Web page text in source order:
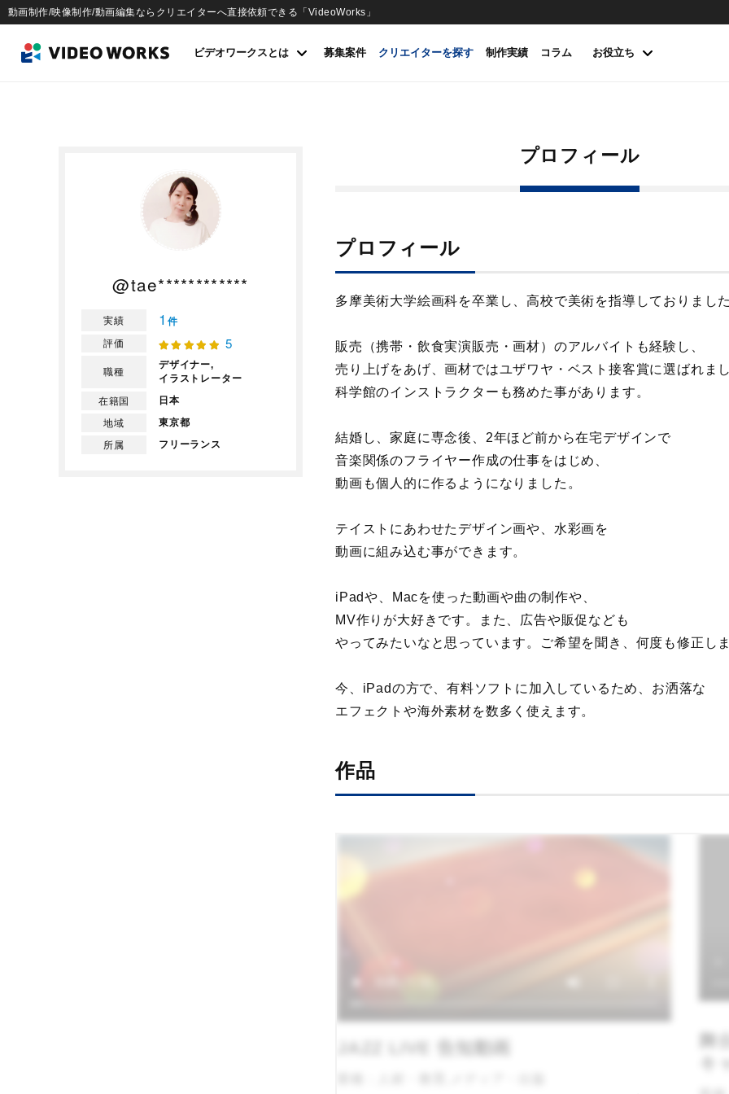
動画制作/映像制作/動画編集ならクリエイターへ直接依頼できる「VideoWorks」
ビデオワークスとは 募集案件 クリエイターを探す 制作実績 コラム お役立ち
@tae************
実績 1 件
評価
5
職種
デザイナー,
イラストレーター
在籍国
日本
地域
東京都
所属
フリーランス
プロフィール
プロフィール
多摩美術大学絵画科を卒業し、高校で美術を指導しておりました
販売（携帯・飲食実演販売・画材）のアルバイトも経験し、
売り上げをあげ、画材ではユザワヤ・ベスト接客賞に選ばれまし
科学館のインストラクターも務めた事があります。
結婚し、家庭に専念後、2年ほど前から在宅デザインで
音楽関係のフライヤー作成の仕事をはじめ、
動画も個人的に作るようになりました。
テイストにあわせたデザイン画や、水彩画を
動画に組み込む事ができます。
iPadや、Macを使った動画や曲の制作や、
MV作りが大好きです。また、広告や販促なども
やってみたいなと思っています。ご希望を聞き、何度も修正しま
今、iPadの方で、有料ソフトに加入しているため、お洒落な
エフェクトや海外素材を数多く使えます。
作品